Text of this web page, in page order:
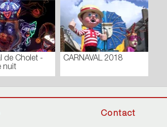
CONSEIL MUNICIPAL
EXTRAORDINAIRE –
FÉVRIER 2019
Journal du Lundi 03
Contact